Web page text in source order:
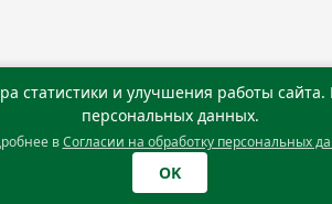
цар дуккхача тайпаштеи тIахьожам
Государственное автономное
и улучшения работы
персональных данных.
вСогласии на обработку персональных
OK